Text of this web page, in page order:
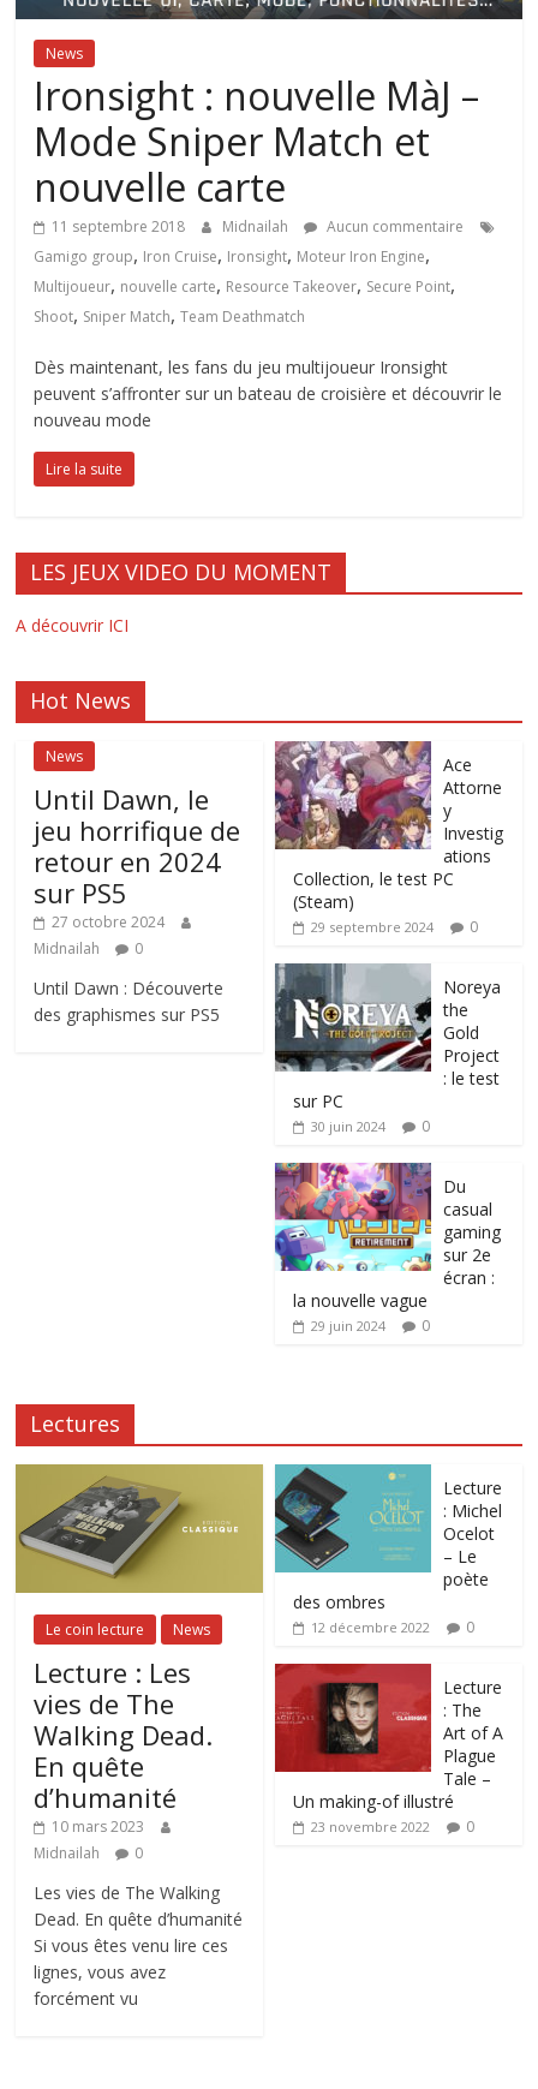
News
Ironsight : nouvelle MàJ –
Mode Sniper Match et
nouvelle carte
11 septembre 2018 Midnailah
Aucun commentaire
Gamigo group, Iron Cruise, Ironsight, Moteur Iron Engine,
Multijoueur, nouvelle carte, Resource Takeover, Secure Point,
Shoot, Sniper Match,Team Deathmatch
Dès maintenant, les fans du jeu multijoueur Ironsight
peuvent s’affronter sur un bateau de croisière et découvrir le
nouveau mode
Lire la suite
LES JEUX VIDEO DU MOMENT
A découvrir ICI
Hot News
News
Until Dawn, le
jeu horrifique de
retour en 2024
sur PS5
27 octobre 2024
Midnailah
0
Until Dawn : Découverte
des graphismes sur PS5
Ace
Attorne
y
Investig
ations
Collection, le test PC
(Steam)
29 septembre 2024 0
Noreya
the
Gold
Project
: le test
sur PC
30 juin 2024 0
Du
casual
gaming
sur 2e
écran :
la nouvelle vague
29 juin 2024 0
Lectures
Le coin lecture News
Lecture : Les
vies de The
Walking Dead.
En quête
d’humanité
10 mars 2023
Midnailah
0
Les vies de The Walking
Dead. En quête d’humanité
Si vous êtes venu lire ces
lignes, vous avez
forcément vu
Lecture
: Michel
Ocelot
– Le
poète
des ombres
12 décembre 2022 0
Lecture
: The
Art of A
Plague
Tale –
Un making-of illustré
23 novembre 2022 0